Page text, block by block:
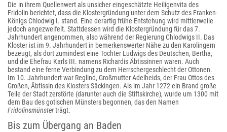
Die in ihrem Quellenwert als unsicher eingeschätzte Heiligenvita des
Fridolin berichtet, dass die Klostergründung unter dem Schutz des Franken-
Königs Chlodwig I. stand. Eine derartig frühe Entstehung wird mittlerweile
jedoch angezweifelt. Stattdessen wird die Klostergründung für das 7.
Jahrhundert angenommen, also während der Regierung Chlodwigs II. Das
Kloster ist im 9. Jahrhundert in bemerkenswerter Nähe zu den Karolingern
bezeugt, als dort zumindest eine Tochter Ludwigs des Deutschen, Bertha,
und die Ehefrau Karls III. namens Richardis Äbtissinnen waren. Auch
bestand eine ferne Verbindung zu dem Herrschergeschlecht der Ottonen.
Im 10. Jahrhundert war Reglind, Großmutter Adelheids, der Frau Ottos des
Großen, Äbtissin des Klosters Säckingen. Als im Jahr 1272 ein Brand große
Teile der Stadt zerstörte (darunter auch die Stiftskirche), wurde um 1300 mit
dem Bau des gotischen Münsters begonnen, das den Namen
Fridolinsmünsterträgt.
Bis zum Übergang an Baden